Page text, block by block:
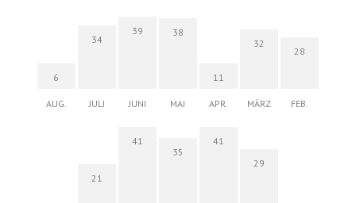
6
AUG.
34
JULI
39
JUNI
38
MAI
11
APR.
32
MÄRZ
28
FEB.
21
41
35
41
29